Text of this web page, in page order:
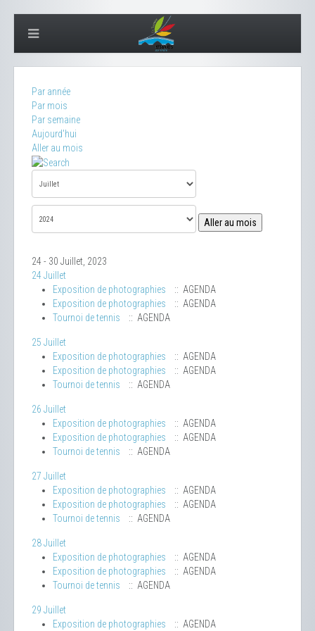
Par année
Par mois
Par semaine
Aujourd'hui
Aller au mois
Aller au mois
24 - 30 Juillet, 2023
24 Juillet
Exposition de photographies
:: AGENDA
Exposition de photographies
:: AGENDA
Tournoi de tennis
:: AGENDA
25 Juillet
Exposition de photographies
:: AGENDA
Exposition de photographies
:: AGENDA
Tournoi de tennis
:: AGENDA
26 Juillet
Exposition de photographies
:: AGENDA
Exposition de photographies
:: AGENDA
Tournoi de tennis
:: AGENDA
27 Juillet
Exposition de photographies
:: AGENDA
Exposition de photographies
:: AGENDA
Tournoi de tennis
:: AGENDA
28 Juillet
Exposition de photographies
:: AGENDA
Exposition de photographies
:: AGENDA
Tournoi de tennis
:: AGENDA
29 Juillet
Exposition de photographies
:: AGENDA